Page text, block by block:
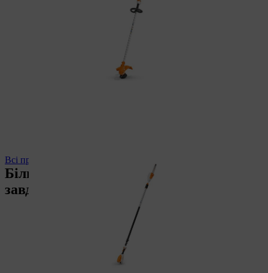
Всі професійні висоторізи
Більше потужності для будь-яких
завдань